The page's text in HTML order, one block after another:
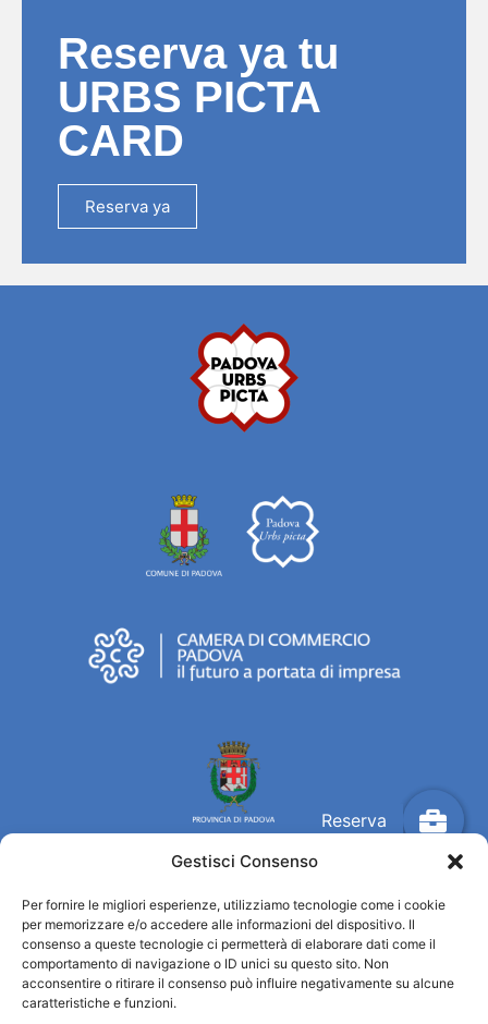
Gestisci Consenso
Per fornire le migliori esperienze, utilizziamo tecnologie come i cookie
per memorizzare e/o accedere alle informazioni del dispositivo. Il
consenso a queste tecnologie ci permetterà di elaborare dati come il
comportamento di navigazione o ID unici su questo sito. Non
acconsentire o ritirare il consenso può influire negativamente su alcune
caratteristiche e funzioni.
Reserva ya tu
URBS PICTA
CARD
Reserva ya
Turismo Padova
Quiénes somos
INFORMACIÓN TURÍSTICA / IAT